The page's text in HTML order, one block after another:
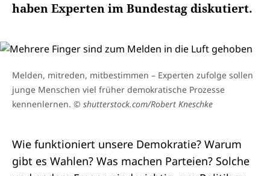
haben Experten im Bundestag diskutiert.
Melden, mitreden, mitbestimmen – Experten zufolge sollen
junge Menschen viel früher demokratische Prozesse
kennenlernen. © shutterstock.com/Robert Kneschke
Wie funktioniert unsere Demokratie? Warum
gibt es Wahlen? Was machen Parteien? Solche